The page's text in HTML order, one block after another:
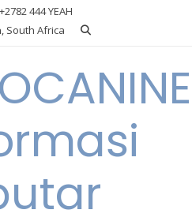
444 YEAH
South Africa